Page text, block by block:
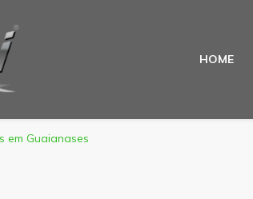
HOME
em Guaianases